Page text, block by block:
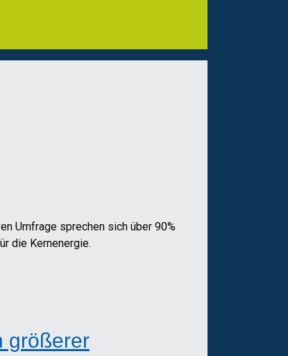
Umfrage sprechen sich über 90%
die Kernenergie.
größerer